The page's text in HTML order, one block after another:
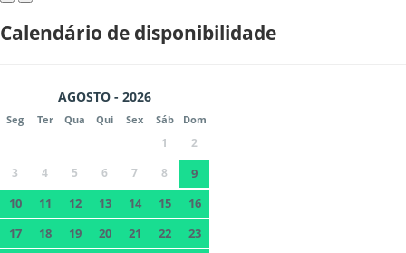
Calendário de disponibilidade
AGOSTO - 2026
Seg Ter Qua Qui Sex Sáb Dom
1
2
3
4 5 6 7 8
9
10
11 12 13 14 15
16
17
18 19 20 21 22
23